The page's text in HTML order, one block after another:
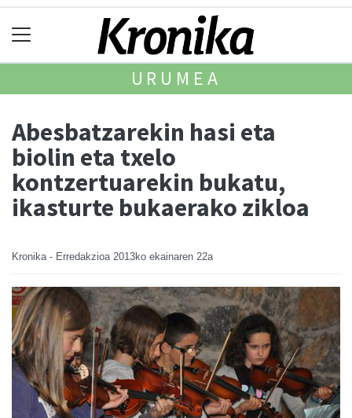
URUMEA
Abesbatzarekin hasi eta
biolin eta txelo
kontzertuarekin bukatu,
ikasturte bukaerako zikloa
Kronika - Erredakzioa 2013ko ekainaren 22a